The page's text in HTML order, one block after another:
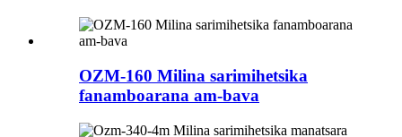
OZM-160 Milina sarimihetsika
fanamboarana am-bava